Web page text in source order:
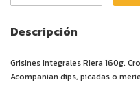
Descripción
Grisines integrales Riera 160g.
Acompanian dips, picadas o